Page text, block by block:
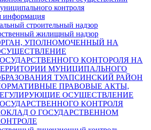
контроля
информация
строительный надзор
жилищный надзор
УПОЛНОМОЧЕННЫЙ НА
КОНТОРОЛЯ НА
МУНИЦИПАЛЬНОГО
ТУАПСИНСКИЙ РАЙОН
ПРАВОВЫЕ АКТЫ,
ОСУЩЕСТВЛЕНИЕ
КОНТРОЛЯ
О ГОСУДАРСТВЕННОМ